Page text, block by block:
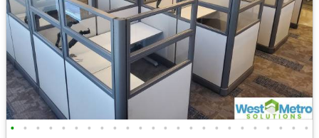
• • • • • • • • • • • • • • • • • • • • • • • •